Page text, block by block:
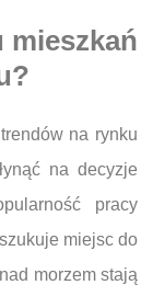
mieszkań
na rynku
na decyzje
pracy
miejsc do
morzem stają